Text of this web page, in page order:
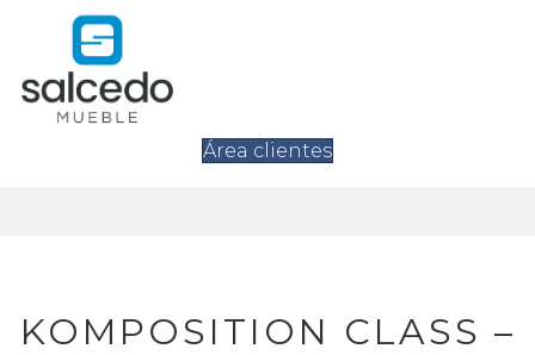
Área clientes
KOMPOSITION CLASS –